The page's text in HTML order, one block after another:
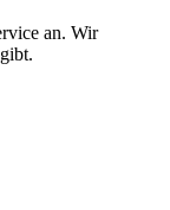
an. Wir